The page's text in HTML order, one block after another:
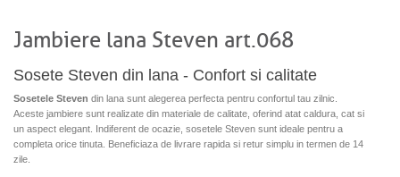
Jambiere lana Steven art.068
Sosete Steven din lana - Confort si calitate
Sosetele Steven din lana sunt alegerea perfecta pentru confortul tau zilnic.
Aceste jambiere sunt realizate din materiale de calitate, oferind atat caldura, cat si
un aspect elegant. Indiferent de ocazie, sosetele Steven sunt ideale pentru a
completa orice tinuta. Beneficiaza de livrare rapida si retur simplu in termen de 14
zile.